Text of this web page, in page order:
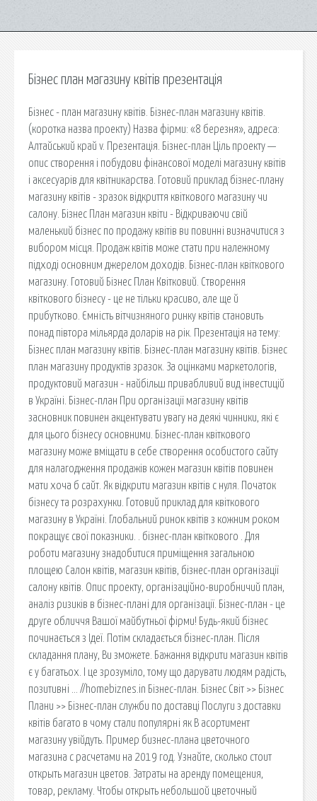
Бізнес план магазину квітів презентація
Бізнес - план магазину квітів. Бізнес-план магазину квітів.
(коротка назва проекту) Назва фірми: «8 березня», адреса:
Алтайський край v. Презентація. Бізнес-план Ціль проекту —
опис створення і побудови фінансової моделі магазину квітів
і аксесуарів для квітникарства. Готовий приклад бізнес-плану
магазину квітів - зразок відкриття квіткового магазину чи
салону. Бізнес План магазин квіти - Відкриваючи свій
маленький бізнес по продажу квітів ви повинні визначитися з
вибором місця. Продаж квітів може стати при належному
підході основним джерелом доходів. Бізнес-план квіткового
магазину. Готовий Бізнес План Квітковий. Створення
квіткового бізнесу - це не тільки красиво, але ще й
прибутково. Ємність вітчизняного ринку квітів становить
понад півтора мільярда доларів на рік. Презентація на тему:
Бізнес план магазину квітів. Бізнес-план магазину квітів. Бізнес
план магазину продуктів зразок. За оцінками маркетологів,
продуктовий магазин - найбільш привабливий вид інвестицій
в Україні. Бізнес-план При організації магазину квітів
засновник повинен акцентувати увагу на деякі чинники, які є
для цього бізнесу основними. Бізнес-план квіткового
магазину може вміщати в себе створення особистого сайту
для налагодження продажів кожен магазин квітів повинен
мати хоча б сайт. Як відкрити магазин квітів с нуля. Початок
бізнесу та розрахунки. Готовий приклад для квіткового
магазину в Україні. Глобальний ринок квітів з кожним роком
покращує свої показники. . бізнес-план квіткового . Для
роботи магазину знадобитися приміщення загальною
площею Салон квітів, магазин квітів, бізнес-план організації
салону квітів. Опис проекту, організаційно-виробничий план,
аналіз ризиків в бізнес-плані для організації. Бізнес-план - це
друге обличчя Вашої майбутньої фірми! Будь-який бізнес
починається з Ідеї. Потім складається бізнес-план. Після
складання плану, Ви зможете. Бажання відкрити магазин квітів
є у багатьох. І це зрозуміло, тому що дарувати людям радість,
позитивні … //homebiznes.in Бізнес-план. Бізнес Світ >> Бізнес
Плани >> Бізнес-план служби по доставці Послуги з доставки
квітів багато в чому стали популярні як В асортимент
магазину увійдуть. Пример бизнес-плана цветочного
магазина с расчетами на 2019 год. Узнайте, сколько стоит
открыть магазин цветов. Затраты на аренду помещения,
товар, рекламу. Чтобы открыть небольшой цветочный